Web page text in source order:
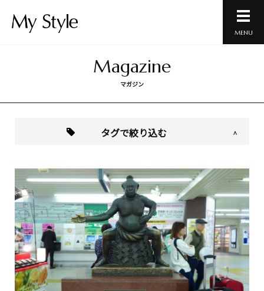
MENU
Magazine
マガジン
タグで絞り込む